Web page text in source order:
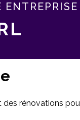
ENTREPRISE
des rénovations